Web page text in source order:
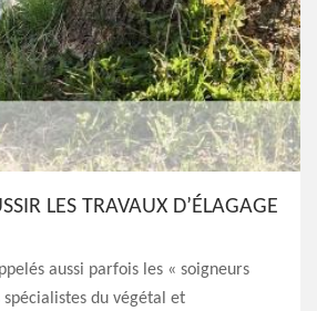
LES TRAVAUX D’ÉLAGAGE
aussi parfois les « soigneurs
du végétal et